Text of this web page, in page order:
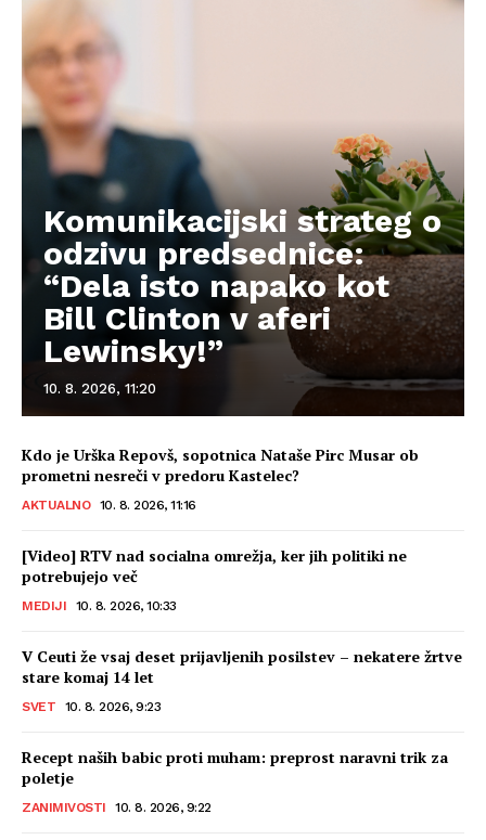
Komunikacijski strateg o
odzivu predsednice:
“Dela isto napako kot
Bill Clinton v aferi
Lewinsky!”
10. 8. 2026, 11:20
Kdo je Urška Repovš, sopotnica Nataše Pirc Musar ob
prometni nesreči v predoru Kastelec?
AKTUALNO 10. 8. 2026, 11:16
[Video] RTV nad socialna omrežja, ker jih politiki ne
potrebujejo več
MEDIJI 10. 8. 2026, 10:33
V Ceuti že vsaj deset prijavljenih posilstev – nekatere žrtve
stare komaj 14 let
SVET 10. 8. 2026, 9:23
Recept naših babic proti muham: preprost naravni trik za
poletje
ZANIMIVOSTI 10. 8. 2026, 9:22